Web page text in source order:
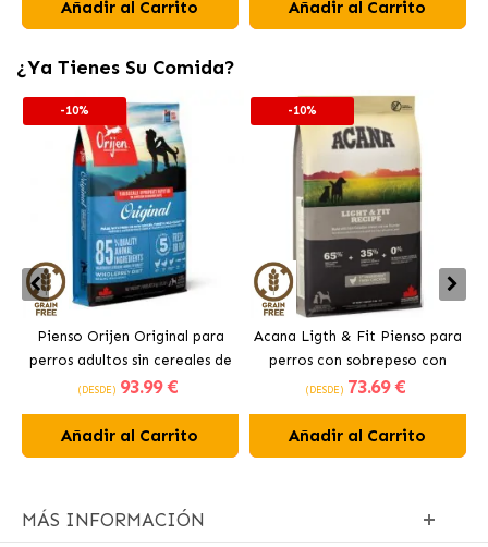
Añadir al Carrito Añadir al Carrito
¿Ya Tienes Su Comida?
-10%
Pienso Orijen Original para
perros adultos sin cereales de
pollo
(DESDE) 93.99 €
Añadir al Carrito
-10%
Acana Ligth & Fit Pienso para
perros con sobrepeso con
pollo fresco
(DESDE) 73.69 €
Añadir al Carrito
MÁS INFORMACIÓN